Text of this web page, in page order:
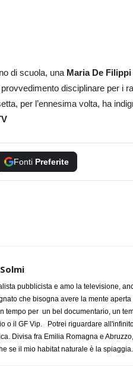
di scuola, una Maria De
disciplinare per i
per l’ennesima volta, ha
Fonti Preferite
pubblicista e amo la televisione,
che bisogna avere la mente
tempo per un bel documentario, un
o il GF Vip. Potrei riguardare
Divisa fra Emilia Romagna e
se il mio habitat naturale è la spiaggia.